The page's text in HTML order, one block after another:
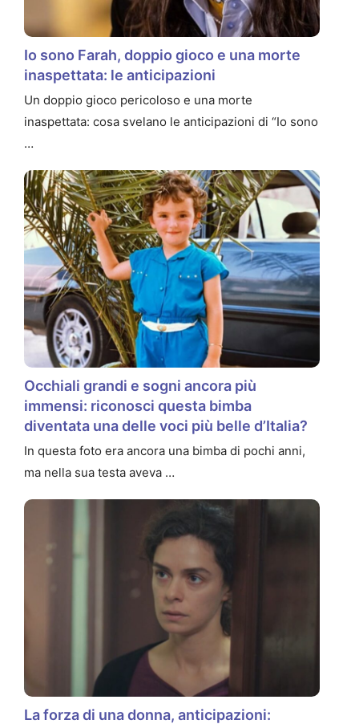
Io sono Farah, doppio gioco e una morte
inaspettata: le anticipazioni
Un doppio gioco pericoloso e una morte
inaspettata: cosa svelano le anticipazioni di “Io sono
…
Occhiali grandi e sogni ancora più
immensi: riconosci questa bimba
diventata una delle voci più belle d’Italia?
In questa foto era ancora una bimba di pochi anni,
ma nella sua testa aveva …
La forza di una donna, anticipazioni: